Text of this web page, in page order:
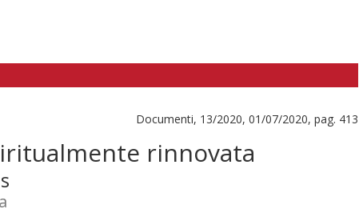
Documenti, 13/2020, 01/07/2020, pag. 413
rinnovata